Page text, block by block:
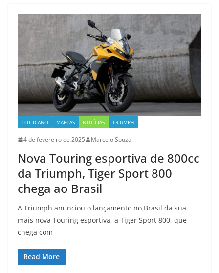
COTIDIANO MARCAS NOTÍCIAS TRIUMPH
4 de fevereiro de 2025 Marcelo Souza
Nova Touring esportiva de 800cc
da Triumph, Tiger Sport 800
chega ao Brasil
A Triumph anunciou o lançamento no Brasil da sua
mais nova Touring esportiva, a Tiger Sport 800, que
chega com
Read More